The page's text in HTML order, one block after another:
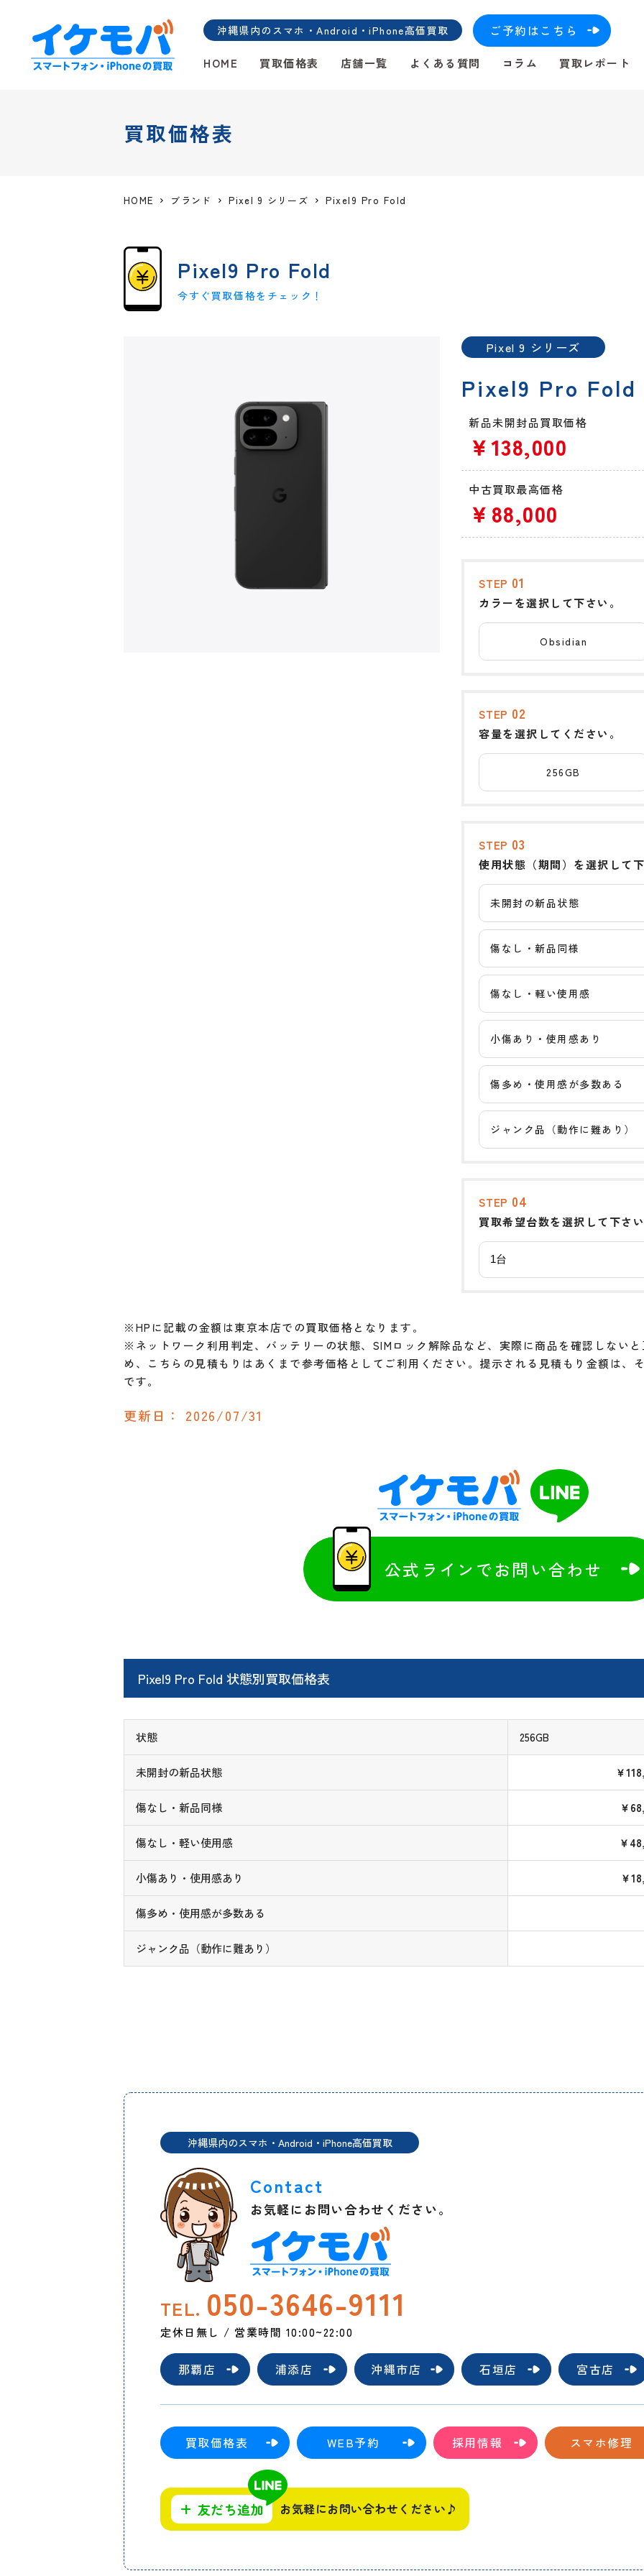
沖縄県内のスマホ・Android・iPhone高価買取 ご予約はこちら
HOME 買取価格表 店舗一覧 よくある質問 コラム 買取レポート
買取価格表
HOME ブランド Pixel 9 シリーズ Pixel9 Pro Fold
Pixel9 Pro Fold
今すぐ買取価格をチェック！
Pixel 9 シリーズ
Pixel9 Pro Fold
新品未開封品買取価格
￥138,000
中古買取最高価格
￥88,000
STEP 01
カラーを選択して下さい。
Obsidian
STEP 02
容量を選択してください。
256GB
STEP 03
使用状態（期間）を選択して
未開封の新品状態
傷なし・新品同様
傷なし・軽い使用感
小傷あり・使用感あり
傷多め・使用感が多数ある
ジャンク品（動作に難あり）
STEP 04
買取希望台数を選択して下さ
※HPに記載の金額は東京本店での買取価格となります。
※ネットワーク利用判定、バッテリーの状態、SIMロック解除品など、実際に商品を確認しない
め、こちらの見積もりはあくまで参考価格としてご利用ください。提示される見積もり金額は、
です。
更新日： 2026/07/31
公式ラインでお問い合わせ
Pixel9 Pro Fold 状態別買取価格表
状態 256GB
未開封の新品状態 ￥
傷なし・新品同様 ￥
傷なし・軽い使用感 ￥
小傷あり・使用感あり ￥
傷多め・使用感が多数ある
ジャンク品（動作に難あり）
沖縄県内のスマホ・Android・iPhone高価買取
Contact
お気軽にお問い合わせください。
TEL. 050-3646-9111
定休日無し / 営業時間 10:00~22:00
那覇店 浦添店 沖縄市店 石垣店 宮古店
買取価格表 WEB予約 採用情報 スマホ修理
+ 友だち追加 お気軽にお問い合わせください♪